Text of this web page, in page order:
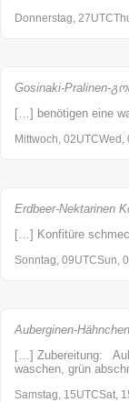
Donnerstag,
Gosinaki-Pralinen-
[…] benötigen eine
Mittwoch,
Erdbeer-Nektarinen
[…] Konfitüre
Sonntag, 09UTCSun,
Auberginen-
[…] Zubereitung:
waschen, grün
Samstag, 15UTCSat,